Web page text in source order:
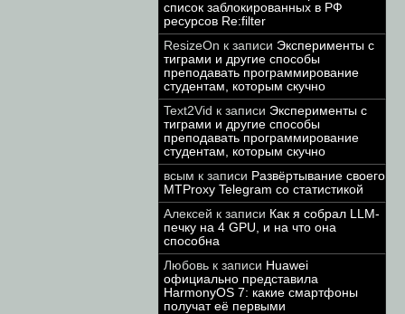
список заблокированных в РФ
ресурсов Re:filter
ResizeOn к записи Эксперименты с
тиграми и другие способы
преподавать программирование
студентам, которым скучно
Text2Vid к записи Эксперименты с
тиграми и другие способы
преподавать программирование
студентам, которым скучно
всым к записи Развёртывание своего
MTProxy Telegram со статистикой
Алексей к записи Как я собрал LLM-
печку на 4 GPU, и на что она
способна
Любовь к записи Huawei
официально представила
HarmonyOS 7: какие смартфоны
получат её первыми